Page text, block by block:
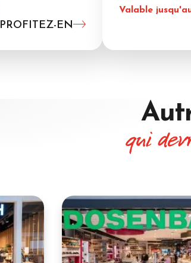
PROFITEZ-EN
Valable
qui